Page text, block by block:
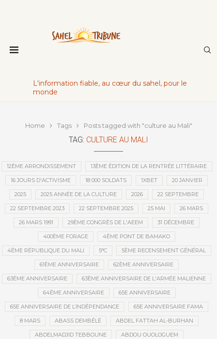
L'information fiable, au cœur du sahel, pour le
monde
Home Tags Posts tagged with "culture au Mali"
TAG: CULTURE AU MALI
12ÈME ARRONDISSEMENT 13ÈME ÉDITION DE LA RENTRÉE LITTÉRAIRE
16 JOURS D'ACTIVISME 18 000 SOLDATS 1XBET 20 JANVIER
2025 2025 ANNÉE DE LA CULTURE 2026 22 SEPTEMBRE
22 SEPTEMBRE 2023 22 SEPTEMBRE 2025 25 MAI 26 MARS
26 MARS 1991 29ÈME CONGRÈS DE L'AEEM 31 DÉCEMBRE
400ÈME FORAGE 4ÈME PONT DE BAMAKO
4ÈME RÉPUBLIQUE DU MALI 5°C 5ÈME RECENSEMENT GÉNÉRAL
61ÈME ANNIVERSAIRE 62ÈME ANNIVERSAIRE
63ÈME ANNIVERSAIRE 63ÈME ANNIVERSAIRE DE L'ARMÉE MALIENNE
64ÈME ANNIVERSAIRE 65E ANNIVERSAIRE
65E ANNIVERSAIRE DE L’INDÉPENDANCE 65E ANNIVERSAIRE FAMA
8 MARS ABASS DEMBÉLÉ ABDEL FATTAH AL-BURHAN
ABDELMADJID TEBBOUNE ABDOU OUOLOGUEM